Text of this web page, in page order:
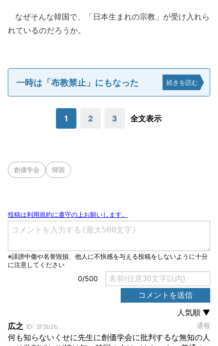
なぜそんな韓国で、「日本生まれの宗教」が受け入れら
れているのだろうか。
一時は「布教禁止」にもなった 続きを読む
1 2 3 全文表示
創価学会 韓国